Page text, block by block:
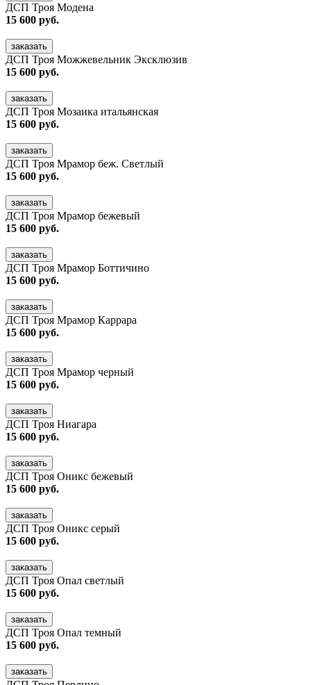
ДСП Троя Модена
15 600 руб.
заказать
ДСП Троя Можжевельник Эксклюзив
15 600 руб.
заказать
ДСП Троя Мозаика итальянская
15 600 руб.
заказать
ДСП Троя Мрамор беж. Светлый
15 600 руб.
заказать
ДСП Троя Мрамор бежевый
15 600 руб.
заказать
ДСП Троя Мрамор Боттичино
15 600 руб.
заказать
ДСП Троя Мрамор Каррара
15 600 руб.
заказать
ДСП Троя Мрамор черный
15 600 руб.
заказать
ДСП Троя Ниагара
15 600 руб.
заказать
ДСП Троя Оникс бежевый
15 600 руб.
заказать
ДСП Троя Оникс серый
15 600 руб.
заказать
ДСП Троя Опал светлый
15 600 руб.
заказать
ДСП Троя Опал темный
15 600 руб.
заказать